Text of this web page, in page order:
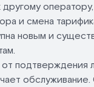
другому
и смена
новым и
подтверждения